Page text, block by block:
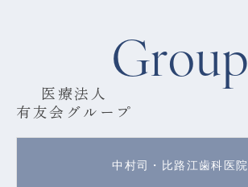
Group
医療法人
有友会グループ
中村司・比路江歯科医院